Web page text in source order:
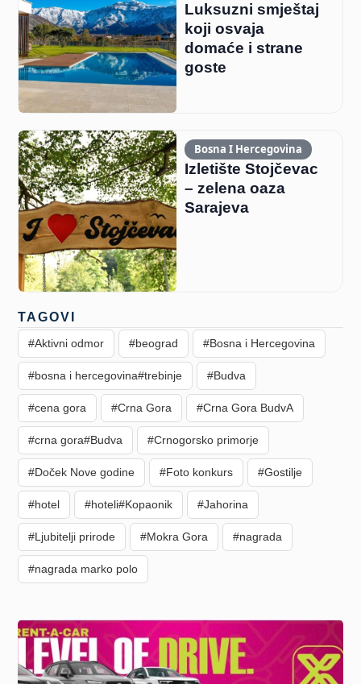
Luksuzni smještaj
koji osvaja
domaće i strane
goste
Bosna I Hercegovina
Izletište Stojčevac
– zelena oaza
Sarajeva
TAGOVI
#Aktivni odmor #beograd #Bosna i Hercegovina
#bosna i hercegovina#trebinje #Budva
#cena gora #Crna Gora #Crna Gora BudvA
#crna gora#Budva #Crnogorsko primorje
#Doček Nove godine #Foto konkurs #Gostilje
#hotel #hoteli#Kopaonik #Jahorina
#Ljubitelji prirode #Mokra Gora #nagrada
#nagrada marko polo